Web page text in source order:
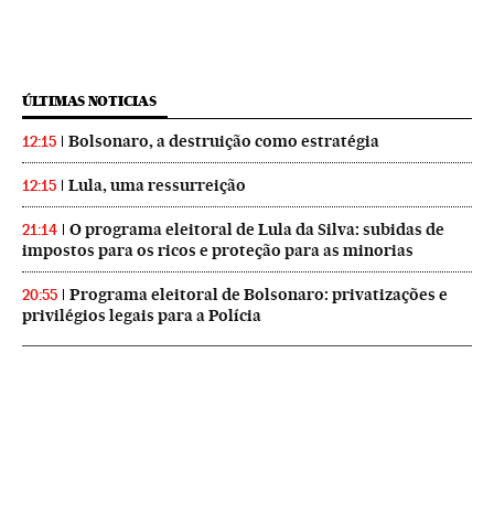
ÚLTIMAS NOTICIAS
12:15 Bolsonaro, a destruição como estratégia
12:15 Lula, uma ressurreição
21:14
O programa eleitoral de Lula da Silva: subidas de
impostos para os ricos e proteção para as minorias
20:55
Programa eleitoral de Bolsonaro: privatizações e
privilégios legais para a Polícia